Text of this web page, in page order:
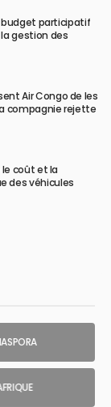
budget participatif
gestion des
Air Congo de les
compagnie rejette
le coût et la
des véhicules